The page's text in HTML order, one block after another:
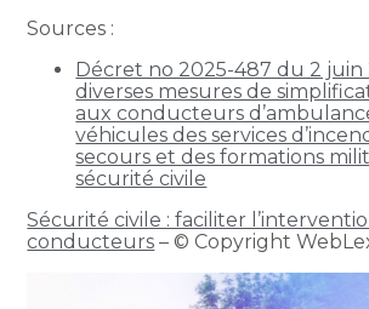
Sources :
Décret no 2025-487 du 2
diverses mesures de
aux conducteurs
véhicules des services
secours et des formations
sécurité civile
Sécurité civile : faciliter
conducteurs – © Copyright